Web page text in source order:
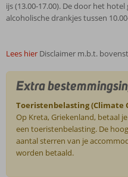
ijs (13.00-17.00). De door het
alcoholische drankjes tussen
Lees hier Disclaimer m.b.t.
Extra
Toeristenbelasting (Climate
Op Kreta, Griekenland, betaal
een toeristenbelasting. De
aantal sterren van je
worden betaald.